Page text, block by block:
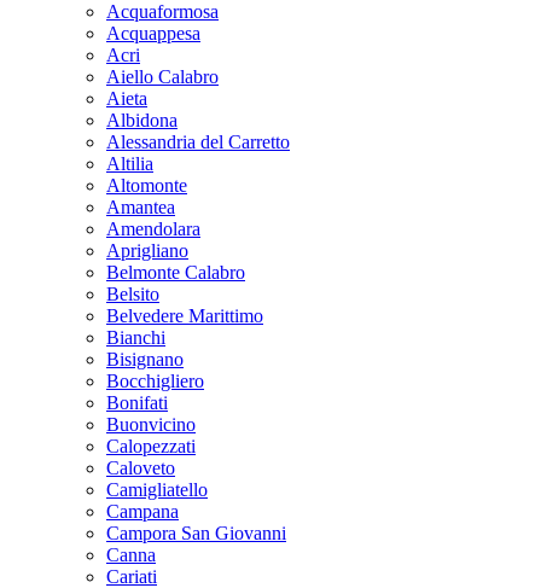
Acquaformosa
Acquappesa
Acri
Aiello Calabro
Aieta
Albidona
Alessandria del Carretto
Altilia
Altomonte
Amantea
Amendolara
Aprigliano
Belmonte Calabro
Belsito
Belvedere Marittimo
Bianchi
Bisignano
Bocchigliero
Bonifati
Buonvicino
Calopezzati
Caloveto
Camigliatello
Campana
Campora San Giovanni
Canna
Cariati